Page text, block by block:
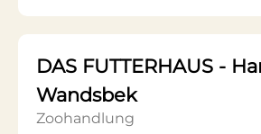
DAS FUTTERHAUS -
Wandsbek
Zoohandlung